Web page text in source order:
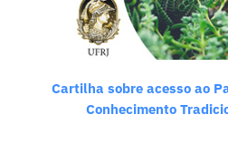
Cartilha sobre acesso ao
Conhecimento